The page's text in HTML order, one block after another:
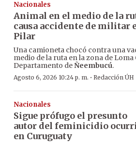
Nacionales
Animal en el medio de la
causa accidente de militar
Pilar
Una camioneta chocó contra una
medio de la ruta en la zona de Loma
Departamento deÑeembucú.
Agosto 6, 2026 10:24 p. m. · Redacción ÚH
Nacionales
Sigue prófugo el presunto
autor del feminicidio
en Curuguaty